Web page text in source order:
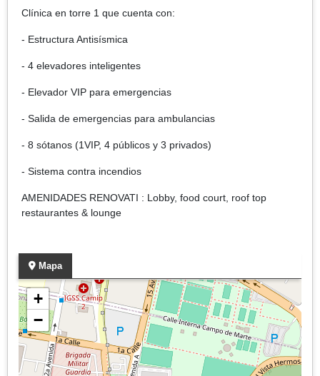
Clínica en torre 1 que cuenta con:
- Estructura Antisísmica
- 4 elevadores inteligentes
- Elevador VIP para emergencias
- Salida de emergencias para ambulancias
- 8 sótanos (1VIP, 4 públicos y 3 privados)
- Sistema contra incendios
AMENIDADES RENOVATI : Lobby, food court, roof top
restaurantes & lounge
Mapa
+
−